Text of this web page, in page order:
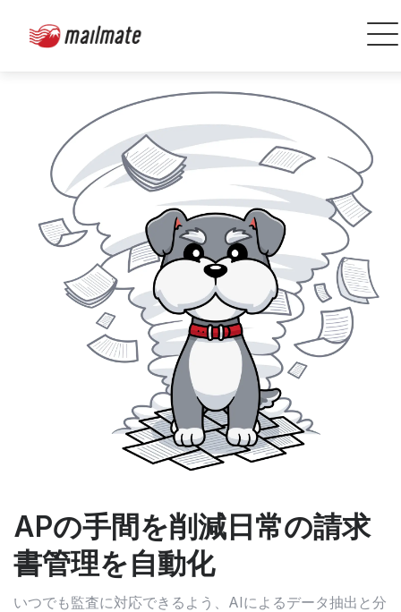
APの手間を削減日常の請求
書管理を自動化
いつでも監査に対応できるよう、AIによるデータ抽出と分